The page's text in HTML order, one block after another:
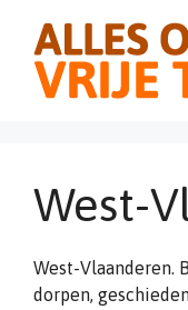
inhoud
West-
West-Vlaanderen.
dorpen,